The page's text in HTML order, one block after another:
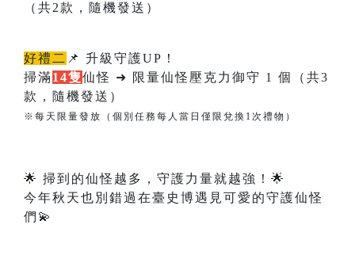
（共2款，隨機發送）
好禮二 📌 升級守護UP！
掃滿14隻仙怪 ➜ 限量仙怪壓克力御守 1 個（共3
款，隨機發送）
※每天限量發放（個別任務每人當日僅限兌換1次禮物）
🌟 掃到的仙怪越多，守護力量就越強！🌟
今年秋天也別錯過在臺史博遇見可愛的守護仙怪
們💫